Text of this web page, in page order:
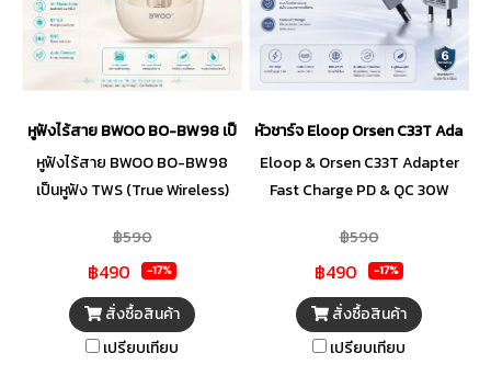
หูฟังไร้สาย BWOO BO-BW98 เป็นหูฟัง TWS (True Wireless)
หูฟังไร้สาย BWOO BO-BW98
เป็นหูฟัง TWS (True Wireless)
ออกแบบมาเพื่อความสบายตลอด
วัน โดดเด่นด้วยเทคโนโลยีตัด
เสียงรบกวน ENC
(Environmental Noise
Cancellation) และระบบเชื่อมต่อ
฿590
฿490 -17%
สั่งซื้อสินค้า
เปรียบเทียบ
หัวชาร์จ Eloop Orsen C33T
Eloop & Orsen C33T Adapter
Fast Charge PD & QC 30W
Adapter รุ่น C33T มีระบบชาร์จ
เร็ว จ่ายไฟสูงสุด 30W
฿590
฿490 -17%
สั่งซื้อสินค้า
เปรียบเทียบ